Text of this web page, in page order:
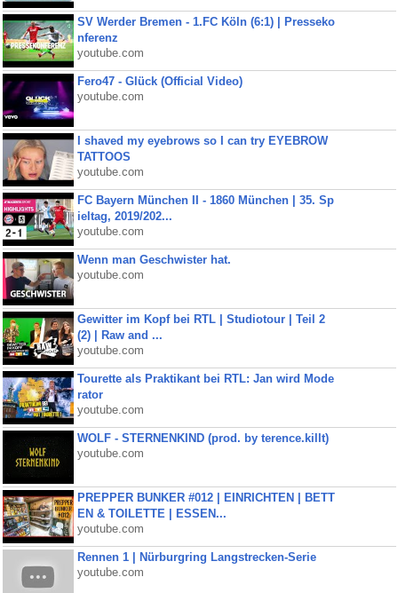
SV Werder Bremen - 1.FC Köln (6:1) | Presseko
nferenz
youtube.com
Fero47 - Glück (Official Video)
youtube.com
I shaved my eyebrows so I can try EYEBROW
TATTOOS
youtube.com
FC Bayern München II - 1860 München | 35. Sp
ieltag, 2019/202...
youtube.com
Wenn man Geschwister hat.
youtube.com
Gewitter im Kopf bei RTL | Studiotour | Teil 2
(2) | Raw and ...
youtube.com
Tourette als Praktikant bei RTL: Jan wird Mode
rator
youtube.com
WOLF - STERNENKIND (prod. by terence.killt)
youtube.com
PREPPER BUNKER #012 | EINRICHTEN | BETT
EN & TOILETTE | ESSEN...
youtube.com
Rennen 1 | Nürburgring Langstrecken-Serie
youtube.com